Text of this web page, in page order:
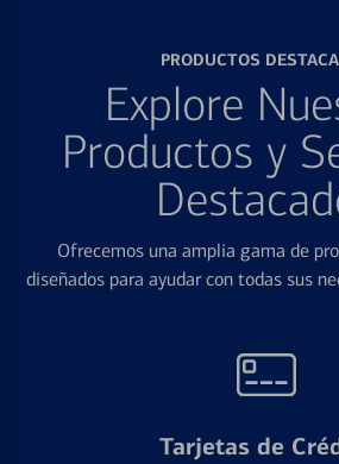
PRODUCTOS
Explore
Productos y
Ofrecemos una amplia gama de
diseñados para ayudar con todas sus
Tarjetas de